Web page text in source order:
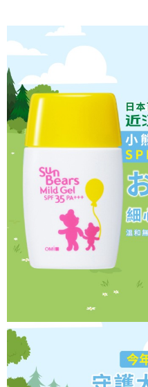
請求用戶進行身份認證。
５．嚴禁一人註冊多個帳號或使用
恩沛科技股份有限公司將有權停止
每筆NT$80，滿NT$290(含以上